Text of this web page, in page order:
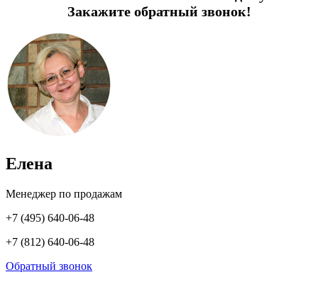
Закажите обратный звонок!
Елена
Менеджер по продажам
+7 (495) 640-06-48
+7 (812) 640-06-48
Обратный звонок